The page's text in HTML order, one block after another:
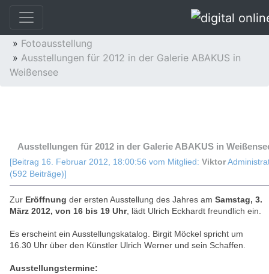
Analog- und digital Fotografie
» Fotoausstellung
» Ausstellungen für 2012 in der Galerie ABAKUS in
Weißensee
Ausstellungen für 2012 in der Galerie ABAKUS in
[Beitrag 16. Februar 2012, 18:00:56 vom Mitglied: Viktor
(592 Beiträge)]
Zur Eröffnung der ersten Ausstellung des Jahres am Samstag, 3.
März 2012, von 16 bis 19 Uhr, lädt Ulrich Eckhardt freundlich ein.
Es erscheint ein Ausstellungskatalog. Birgit Möckel spricht um
16.30 Uhr über den Künstler Ulrich Werner und sein Schaffen.
Ausstellungstermine: